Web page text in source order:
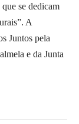
se dedicam
A
Juntos pela
e da Junta